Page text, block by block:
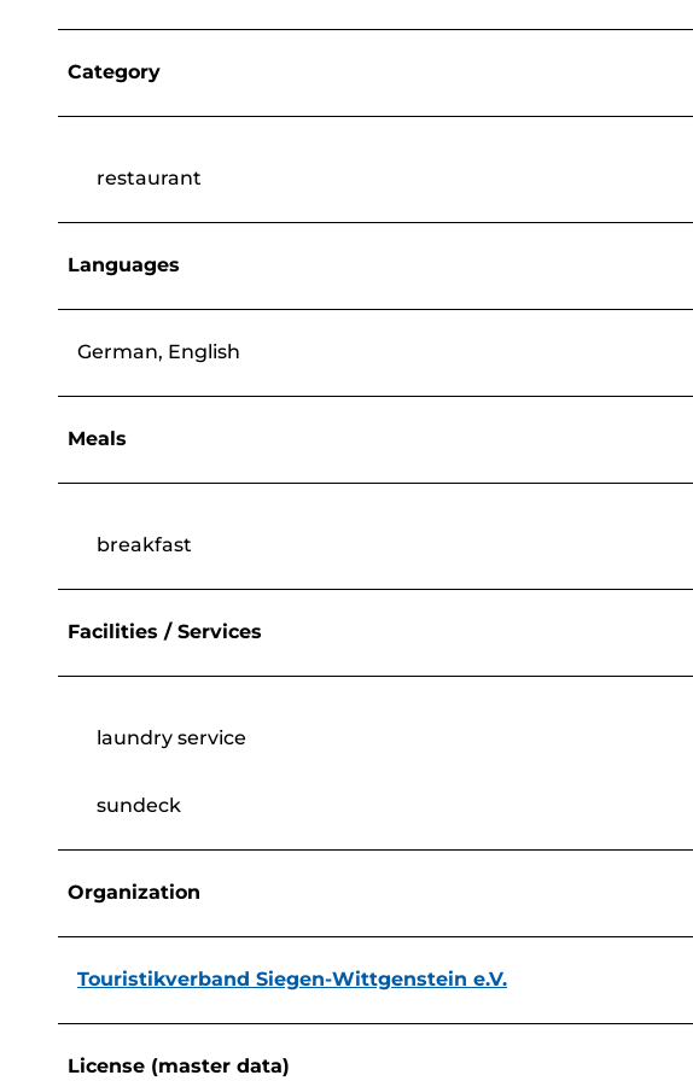
Category
restaurant
Languages
German, English
Meals
breakfast
Facilities / Services
laundry service
sundeck
Organization
Touristikverband Siegen-Wittgenstein e.V.
License (master data)